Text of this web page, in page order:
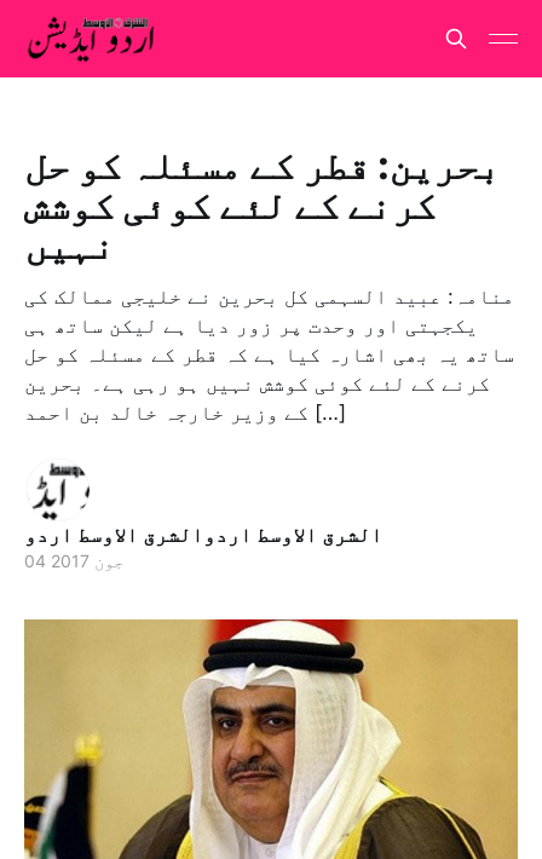
بحرین: قطر کے مسئلہ کو حل
کرنے کے لئے کوئی کوشش
نہیں
منامہ: عبید السہمی کل بحرین نے خلیجی ممالک کی
یکجہتی اور وحدت پر زور دیا ہے لیکن ساتھ ہی
ساتھ یہ بھی اشارہ کیا ہے کہ قطر کے مسئلہ کو حل
کرنے کے لئے کوئی کوشش نہیں ہو رہی ہے۔ بحرین
کے وزیر خارجہ خالد بن احمد […]
الشرق الاوسط اردوالشرق الاوسط اردو
04 جون 2017